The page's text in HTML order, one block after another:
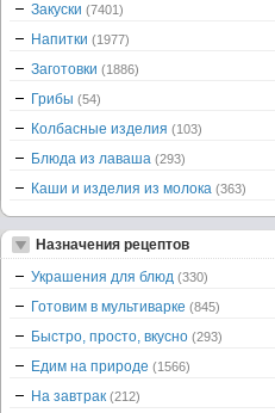
Закуски (7401)
Напитки (1977)
Заготовки (1886)
Грибы (54)
Колбасные изделия (103)
Блюда из лаваша (293)
Каши и изделия из молока (363)
Назначения рецептов
Украшения для блюд (330)
Готовим в мультиварке (845)
Быстро, просто, вкусно (293)
Едим на природе (1566)
На завтрак (212)